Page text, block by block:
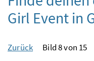
Girl Event in
Zurück Bild 8 von 15